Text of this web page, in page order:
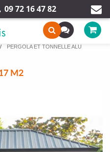
09 72 16 47 82
PERGOLA ET TONNELLE ALU
M2